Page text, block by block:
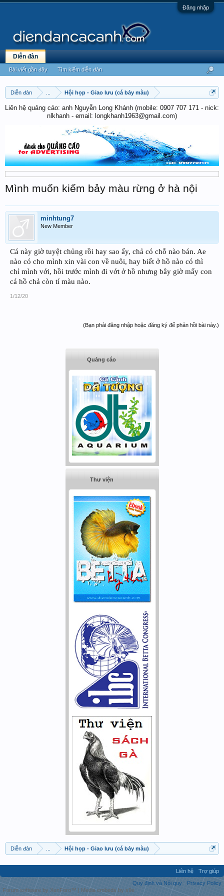
Đăng nhập
Diễn đàn Hội họp - Giao lưu (cá bảy màu)
Liên hệ quảng cáo: anh Nguyễn Long Khánh (mobile: 0907 707 171 - nick:
nlkhanh - email: longkhanh1963@gmail.com)
Mình muốn kiếm bảy màu rừng ở hà nội
minhtung7
New Member
Cá này giờ tuyệt chủng rồi hay sao ấy, chả có chỗ nào bán. Ae
nào có cho mình xin vài con về nuôi, hay biết ở hồ nào có thì
chỉ mình với, hồi trước mình đi vớt ở hồ nhưng bây giờ mấy con
cá hồ chả còn tí màu nào.
1/12/20
(Bạn phải đăng nhập hoặc đăng ký để phản hồi bài này.)
Quảng cáo
Thư viện
Diễn đàn ... Hội họp - Giao lưu (cá bảy màu)
Diễn đàn
Bài viết gần đây Tìm kiếm diễn đàn
Liên hệ
Trợ giúp
Quy định và Nội quy
Privacy Policy
Forum software by XenForo™
Media embeds by s9e